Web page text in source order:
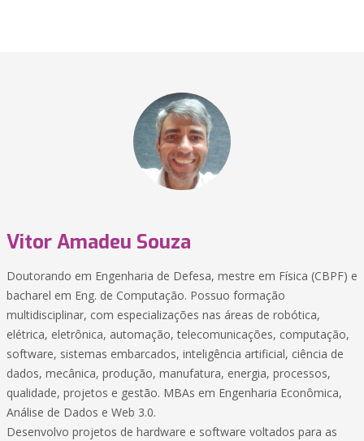
Vitor Amadeu Souza
Doutorando em Engenharia de Defesa, mestre em Física (CBPF) e
bacharel em Eng. de Computação. Possuo formação
multidisciplinar, com especializações nas áreas de robótica,
elétrica, eletrônica, automação, telecomunicações, computação,
software, sistemas embarcados, inteligência artificial, ciência de
dados, mecânica, produção, manufatura, energia, processos,
qualidade, projetos e gestão. MBAs em Engenharia Econômica,
Análise de Dados e Web 3.0.
Desenvolvo projetos de hardware e software voltados para as